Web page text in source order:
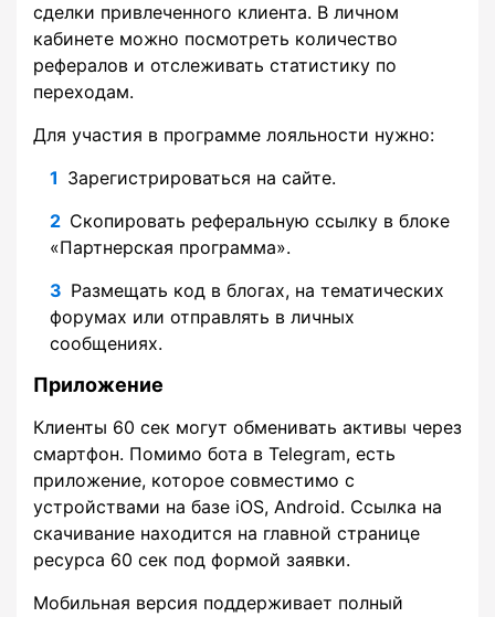
сделки привлеченного клиента. В личном
кабинете можно посмотреть количество
рефералов и отслеживать статистику по
переходам.
Для участия в программе лояльности нужно:
Зарегистрироваться на сайте.
Скопировать реферальную ссылку в блоке
«Партнерская программа».
Размещать код в блогах, на тематических
форумах или отправлять в личных
сообщениях.
Приложение
Клиенты 60 сек могут обменивать активы через
смартфон. Помимо бота в Telegram, есть
приложение, которое совместимо с
устройствами на базе iOS, Android. Ссылка на
скачивание находится на главной странице
ресурса 60 сек под формой заявки.
Мобильная версия поддерживает полный